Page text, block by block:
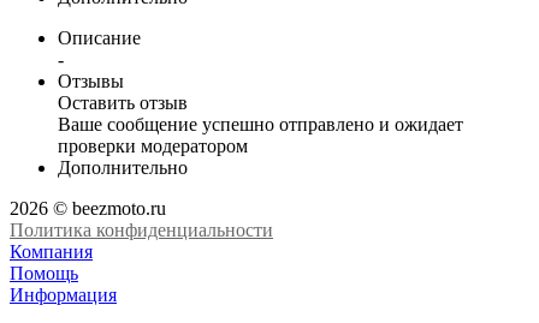
Описание
-
Отзывы
Оставить отзыв
Ваше сообщение успешно отправлено и ожидает
проверки модератором
Дополнительно
2026 © beezmoto.ru
Политика конфиденциальности
Компания
Помощь
Информация